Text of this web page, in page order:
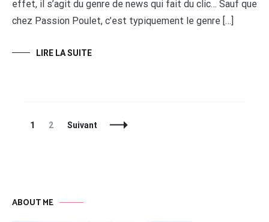
effet, il s’agit du genre de news qui fait du clic… Sauf que
chez Passion Poulet, c’est typiquement le genre […]
LIRE LA SUITE
Navigation
Page
1 Page
2 Suivant
ABOUT ME